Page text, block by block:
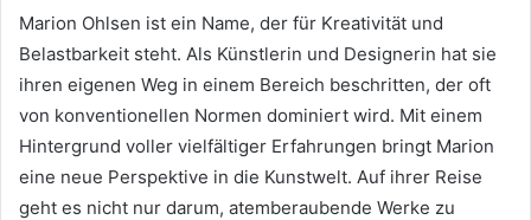
Marion Ohlsen ist ein Name, der für Kreativität und
Belastbarkeit steht. Als Künstlerin und Designerin hat sie
ihren eigenen Weg in einem Bereich beschritten, der oft
von konventionellen Normen dominiert wird. Mit einem
Hintergrund voller vielfältiger Erfahrungen bringt Marion
eine neue Perspektive in die Kunstwelt. Auf ihrer Reise
geht es nicht nur darum, atemberaubende Werke zu